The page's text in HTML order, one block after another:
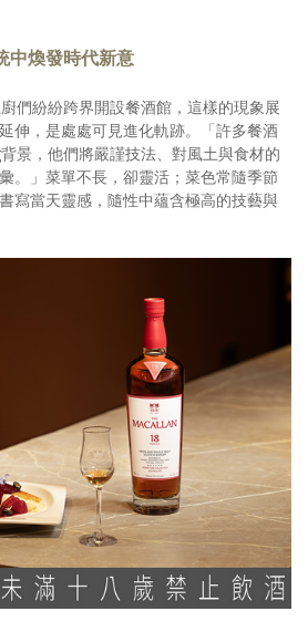
中煥發時代新意
們紛紛跨界開設餐酒館，這樣的現象展
伸，是處處可見進化軌跡。「許多餐酒
景，他們將嚴謹技法、對風土與食材的
。」菜單不長，卻靈活；菜色常隨季節
寫當天靈感，隨性中蘊含極高的技藝與